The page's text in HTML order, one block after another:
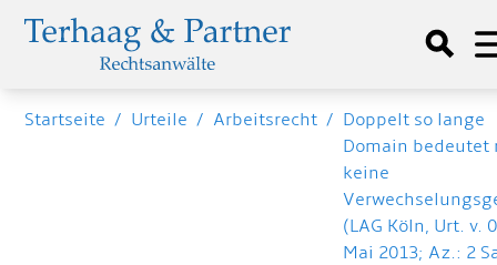
Startseite / Urteile / Arbeitsrecht / Doppelt so lange
Domain bedeutet
keine
(LAG Köln, Urt. v.
Mai 2013; Az.: 2